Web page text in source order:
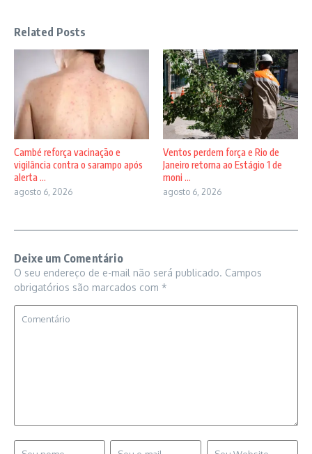
Related Posts
Cambé reforça vacinação e
vigilância contra o sarampo após
alerta ...
agosto 6, 2026
Ventos perdem força e Rio de
Janeiro retorna ao Estágio 1 de
moni ...
agosto 6, 2026
Deixe um Comentário
O seu endereço de e-mail não será publicado. Campos
obrigatórios são marcados com *